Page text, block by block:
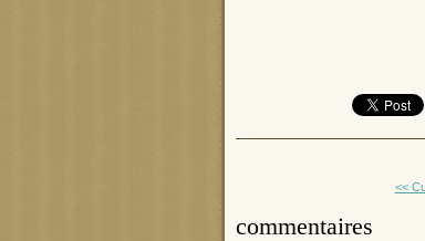
<<
commentaires